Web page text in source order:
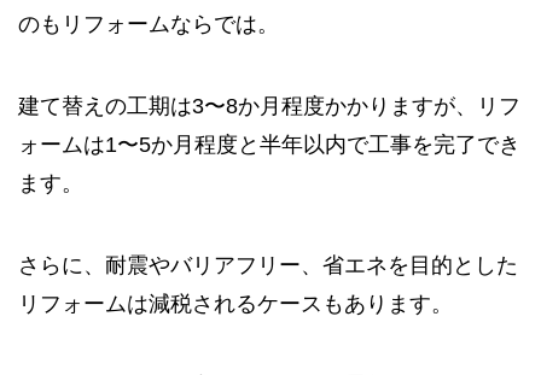
のもリフォームならでは。
建て替えの工期は3〜8か月程度かかりますが、リフ
ォームは1〜5か月程度と半年以内で工事を完了でき
ます。
さらに、耐震やバリアフリー、省エネを目的とした
リフォームは減税されるケースもあります。